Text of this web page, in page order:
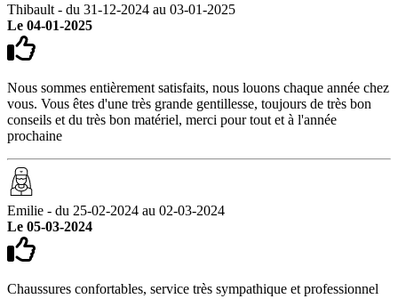
Thibault - du 31-12-2024 au 03-01-2025
Le 04-01-2025
Nous sommes entièrement satisfaits, nous louons chaque année chez
vous. Vous êtes d'une très grande gentillesse, toujours de très bon
conseils et du très bon matériel, merci pour tout et à l'année
prochaine
Emilie - du 25-02-2024 au 02-03-2024
Le 05-03-2024
Chaussures confortables, service très sympathique et professionnel